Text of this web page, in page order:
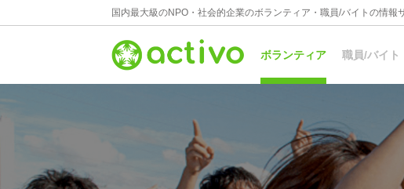
国内最大級のNPO・社会的企業のボランティア・職員/バイトの情報
ボランティア 職員/バイト